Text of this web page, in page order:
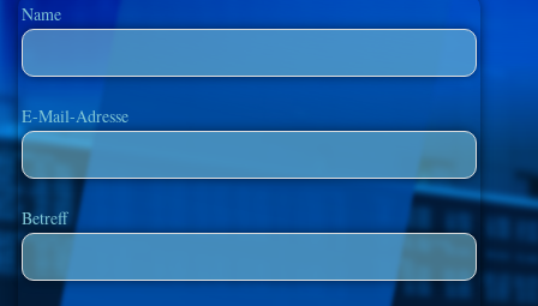
Name
E-Mail-Adresse
Betreff